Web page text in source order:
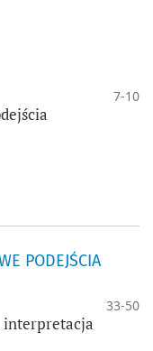
7-10
PODEJŚCIA
33-50
interpretacja